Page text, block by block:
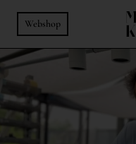
Webshop